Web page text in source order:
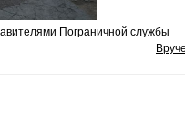
Пограничной службы